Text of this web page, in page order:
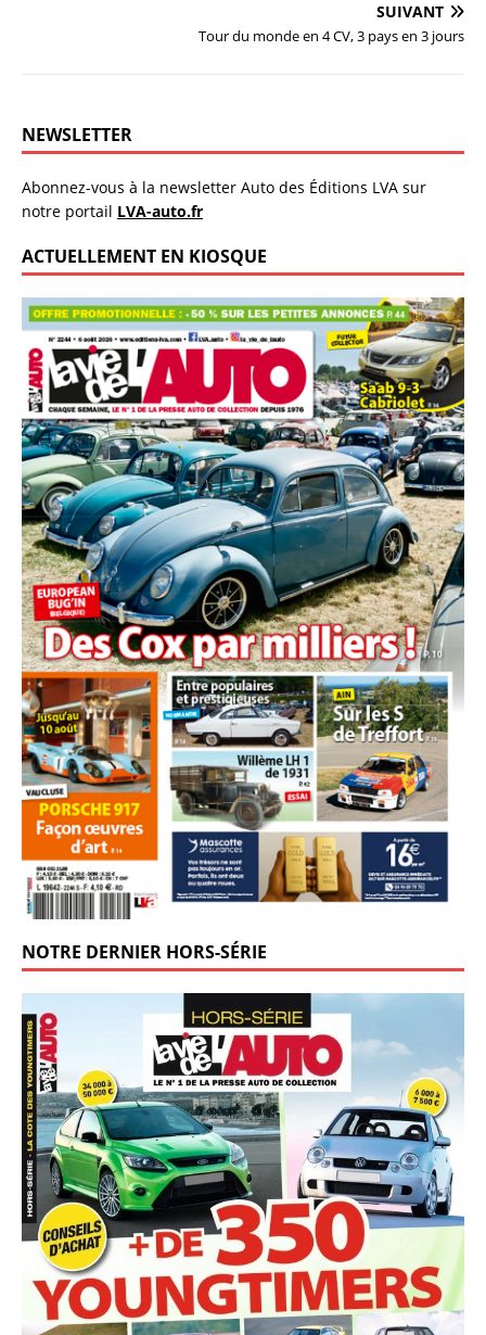
SUIVANT
Tour du monde en 4 CV, 3 pays en 3 jours
NEWSLETTER
Abonnez-vous à la newsletter Auto des Éditions LVA sur
notre portail LVA-auto.fr
ACTUELLEMENT EN KIOSQUE
NOTRE DERNIER HORS-SÉRIE